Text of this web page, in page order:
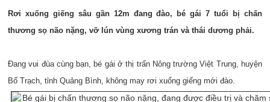
Rơi xuống giếng sâu gần 12m đang đào, bé gái 7 tuổi bị chấn
thương sọ não nặng, vỡ lún vùng xương trán và thái dương phải.
Đang vui đùa cùng bạn, bé gái ở thị trấn Nông trường Việt Trung, huyện
Bố Trạch, tỉnh Quảng Bình, không may rơi xuống giếng mới đào.